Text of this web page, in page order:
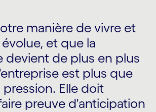
manière de vivre et
et que la
devient de plus en plus
est plus que
pression. Elle doit
preuve d'anticipation